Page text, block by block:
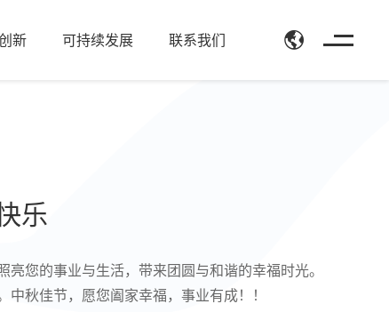
新 可持续发展 联系我们
乐
您的事业与生活，‌带来团圆与和谐的幸福时光。‌
秋佳节，‌愿您阖家幸福，‌事业有成！！